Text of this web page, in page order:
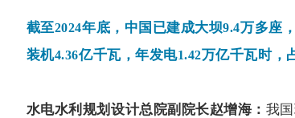
截至2024年底，中国已建成大坝9.4万多座
装机4.36亿千瓦，年发电1.42万亿千瓦时，
水电水利规划设计总院副院长赵增海： 我